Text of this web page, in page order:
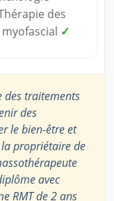
des
✓
des traitements
des
le bien-être et
propriétaire de
avec
RMT de 2 ans